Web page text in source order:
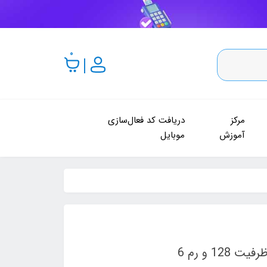
0
مرکز
آموزش
دریافت کد فعال‌سازی
موبایل